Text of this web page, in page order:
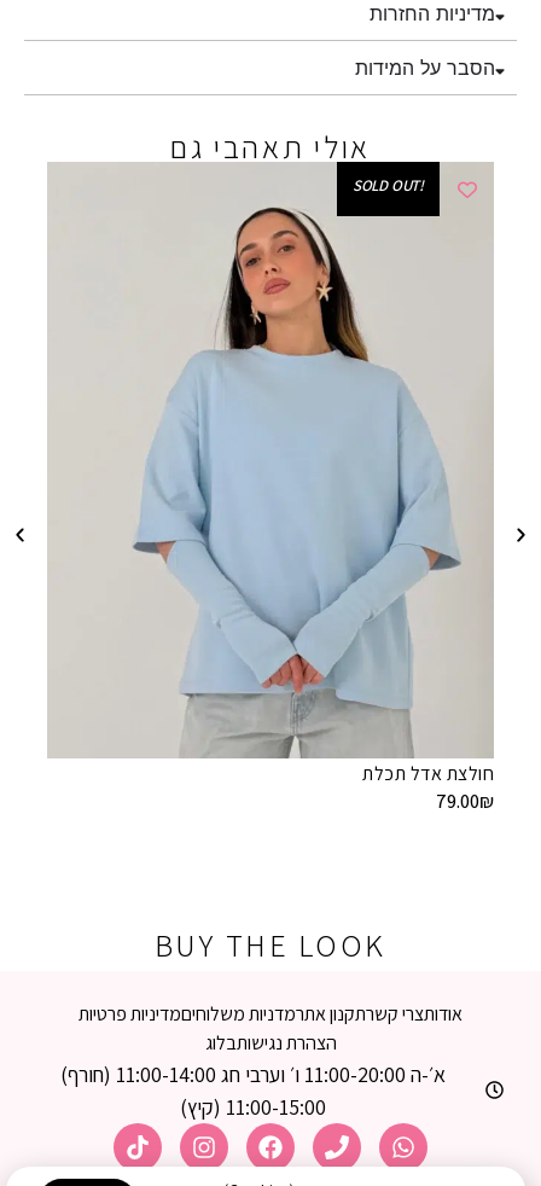
מדיניות החזרות
הסבר על המידות
אולי תאהבי גם
!SOLD OUT
חולצת אדל תכלת
79.00₪
BUY THE LOOK
אודותצרי קשרתקנון אתרמדניות משלוחיםמדיניות פרטיות
הצהרת נגישותבלוג
א׳-ה 11:00-20:00 ו׳ וערבי חג 11:00-14:00 (חורף)
11:00-15:00 (קיץ)